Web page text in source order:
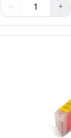
Quantité
Utilisez les
− +
Quantité